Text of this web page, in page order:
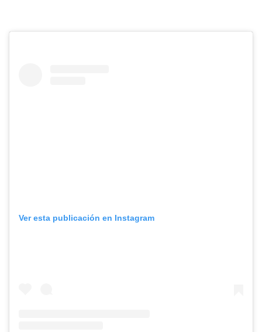
Ver esta publicación en Instagram